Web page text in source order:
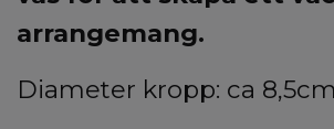
arrangemang.
Diameter kropp: ca 8,5cm